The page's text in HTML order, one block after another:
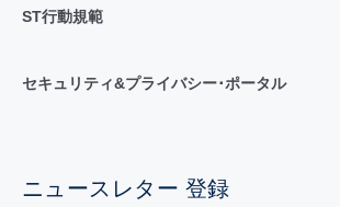
ST行動規範
セキュリティ&プライバシー･ポータル
ニュースレター 登録